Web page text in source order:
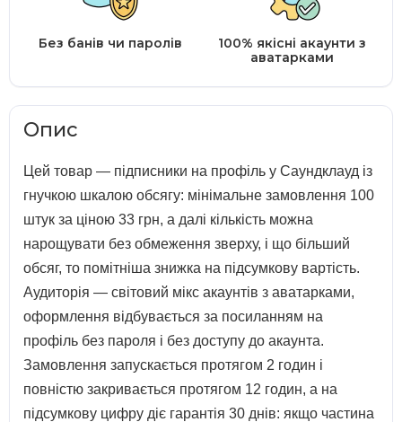
Без банів чи паролів
100% якісні акаунти з
аватарками
Опис
Цей товар — підписники на профіль у Саундклауд із
гнучкою шкалою обсягу: мінімальне замовлення 100
штук за ціною 33 грн, а далі кількість можна
нарощувати без обмеження зверху, і що більший
обсяг, то помітніша знижка на підсумкову вартість.
Аудиторія — світовий мікс акаунтів з аватарками,
оформлення відбувається за посиланням на
профіль без пароля і без доступу до акаунта.
Замовлення запускається протягом 2 годин і
повністю закривається протягом 12 годин, а на
підсумкову цифру діє гарантія 30 днів: якщо частина